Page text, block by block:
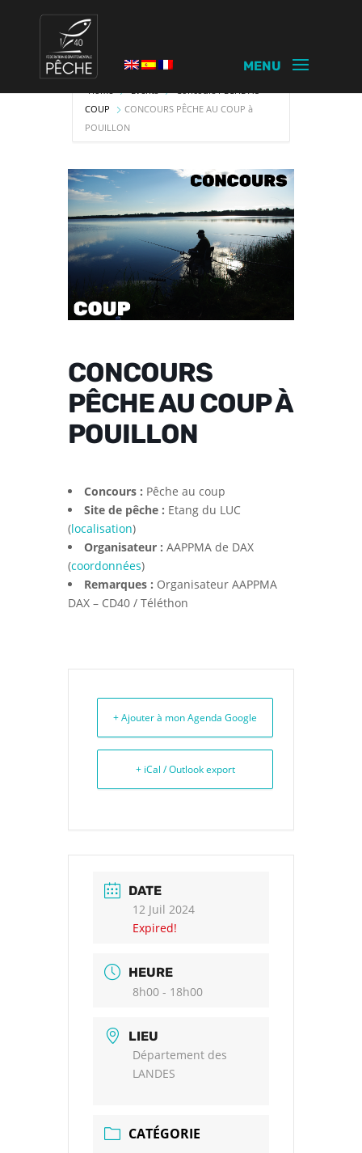
Home Events
Concours PECHE AU
COUP
CONCOURS PÊCHE AU COUP à
POUILLON
CONCOURS
PÊCHE AU COUP À
POUILLON
Concours : Pêche au coup
Site de pêche : Etang du LUC
(localisation)
Organisateur : AAPPMA de DAX
(coordonnées)
Remarques : Organisateur AAPPMA
DAX – CD40 / Téléthon
+ Ajouter à mon Agenda Google
+ iCal / Outlook export
DATE
12 Juil 2024
Expired!
HEURE
8h00 - 18h00
LIEU
Département des
LANDES
CATÉGORIE